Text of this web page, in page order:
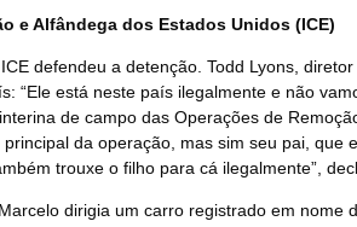
e Alfândega dos Estados Unidos (ICE)
defendeu a detenção. Todd Lyons,
“Ele está neste país ilegalmente e não
de campo das Operações de
da operação, mas sim seu pai, que
trouxe o filho para cá ilegalmente”,
dirigia um carro registrado em nome